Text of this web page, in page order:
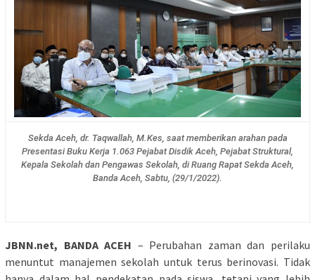
Sekda Aceh, dr. Taqwallah, M.Kes, saat memberikan arahan pada
Presentasi Buku Kerja 1.063 Pejabat Disdik Aceh, Pejabat Struktural,
Kepala Sekolah dan Pengawas Sekolah, di Ruang Rapat Sekda Aceh,
Banda Aceh, Sabtu, (29/1/2022).
JBNN.net, BANDA ACEH – Perubahan zaman dan perilaku
menuntut manajemen sekolah untuk terus berinovasi. Tidak